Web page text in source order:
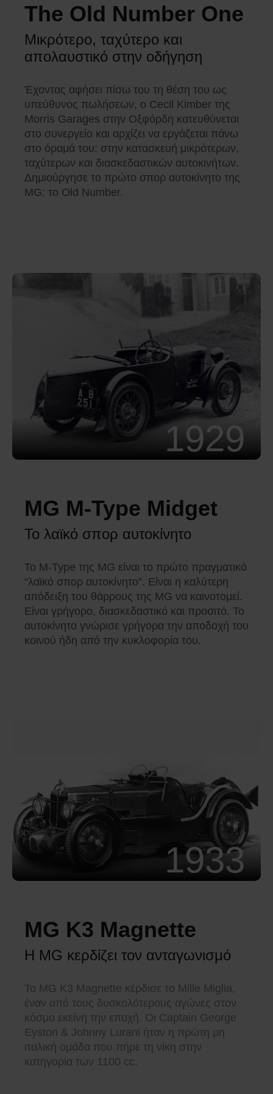
The Old Number One
Μικρότερο, ταχύτερο και
απολαυστικό στην οδήγηση
Έχοντας αφήσει πίσω του τη θέση του ως
υπεύθυνος πωλήσεων, ο Cecil Kimber της
Morris Garages στην Οξφόρδη κατευθύνεται
στο συνεργείο και αρχίζει να εργάζεται πάνω
στο όραμά του: στην κατασκευή μικρότερων,
ταχύτερων και διασκεδαστικών αυτοκινήτων.
Δημιούργησε το πρώτο σπορ αυτοκίνητο της
MG: το Old Number.
1929
MG M-Type Midget
Το λαϊκό σπορ αυτοκίνητο
Το M-Type της MG είναι το πρώτο πραγματικό
“λαϊκό σπορ αυτοκίνητο”. Είναι η καλύτερη
απόδειξη του θάρρους της MG να καινοτομεί.
Είναι γρήγορο, διασκεδαστικό και προσιτό. Το
αυτοκίνητο γνώρισε γρήγορα την αποδοχή του
κοινού ήδη από την κυκλοφορία του.
1933
MG K3 Magnette
Η MG κερδίζει τον ανταγωνισμό
Το MG K3 Magnette κέρδισε το Mille Miglia,
έναν από τους δυσκολότερους αγώνες στον
κόσμο εκείνη την εποχή. Οι Captain George
Eyston & Johnny Lurani ήταν η πρώτη μη
ιταλική ομάδα που πήρε τη νίκη στην
κατηγορία των 1100 cc.